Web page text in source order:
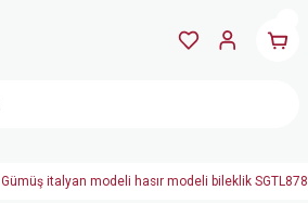
Gümüş italyan modeli hasır modeli bileklik